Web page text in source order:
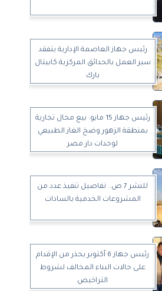
رئيس جهاز العاصمة الإدارية يتفقد
سير العمل بالحدائق المركزية كابيتال
بارك
رئيس جهاز 15 مايو: بيع محال تجارية
بمنطقة الزهور وضخ الغاز الطبيعي
لوحدات دار مصر
للنشر 7 ص.. تفاصيل تنفيذ عدد من
المشروعات الخدمية بالسادات
رئيس جهاز 6 أكتوبر يحذر من الإقدام
على حالات البناء المخالف لشروط
التراخيص